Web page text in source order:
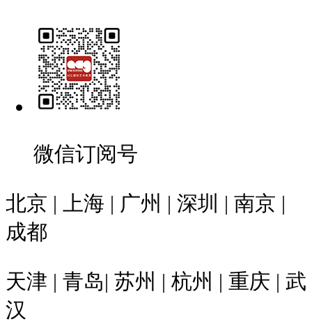
微信订阅号
北京 | 上海 | 广州 | 深圳 | 南京 |
成都
天津 | 青岛| 苏州 | 杭州 | 重庆 | 武
汉